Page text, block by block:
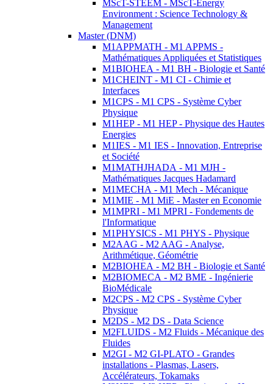
MScT-STEEM - MScT-Energy
Environment : Science Technology &
Management
Master (DNM)
M1APPMATH - M1 APPMS -
Mathématiques Appliquées et Statistiques
M1BIOHEA - M1 BH - Biologie et Santé
M1CHEINT - M1 CI - Chimie et
Interfaces
M1CPS - M1 CPS - Système Cyber
Physique
M1HEP - M1 HEP - Physique des Hautes
Energies
M1IES - M1 IES - Innovation, Entreprise
et Société
M1MATHJHADA - M1 MJH -
Mathématiques Jacques Hadamard
M1MECHA - M1 Mech - Mécanique
M1MIE - M1 MiE - Master en Economie
M1MPRI - M1 MPRI - Fondements de
l'Informatique
M1PHYSICS - M1 PHYS - Physique
M2AAG - M2 AAG - Analyse,
Arithmétique, Géométrie
M2BIOHEA - M2 BH - Biologie et Santé
M2BIOMECA - M2 BME - Ingénierie
BioMédicale
M2CPS - M2 CPS - Système Cyber
Physique
M2DS - M2 DS - Data Science
M2FLUIDS - M2 Fluids - Mécanique des
Fluides
M2GI - M2 GI-PLATO - Grandes
installations - Plasmas, Lasers,
Accélérateurs, Tokamaks